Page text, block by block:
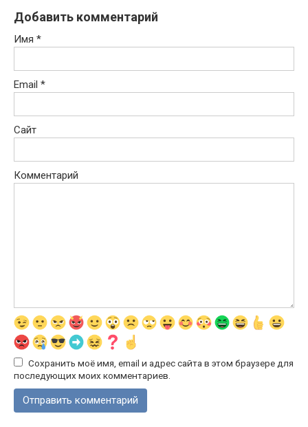
Добавить комментарий
Имя *
Email *
Сайт
Комментарий
Сохранить моё имя, email и адрес сайта в этом браузере для
последующих моих комментариев.